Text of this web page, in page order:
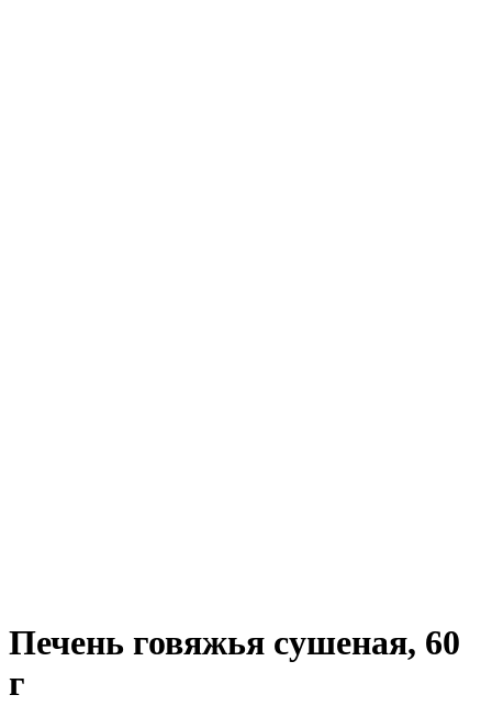
Печень говяжья сушеная, 60
г